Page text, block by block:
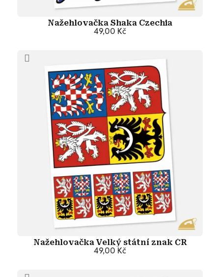
Nažehlovačka Shaka Czechia
49,00 Kč
Přidat do košíku
Nažehlovačka Velký státní znak ČR
49,00 Kč
Přidat do košíku